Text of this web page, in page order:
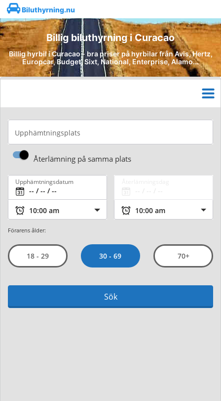
Biluthyrning.nu
Billig biluthyrning i Curacao
Billig hyrbil i Curacao - bra priser på hyrbilar från Avis, Hertz,
Europcar, Budget, Sixt, National, Enterprise, Alamo...
Upphämtningsplats
Återlämning på samma plats
Upphämtningsdatum
Förarens ålder:
18 - 29 30 - 69 70+
Sök